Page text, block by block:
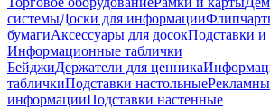
системыДоски для информации
бумагиАксессуары для досокПодставки и
Информационные таблички
БейджиДержатели для ценника
табличкиПодставки настольные
информацииПодставки настенные